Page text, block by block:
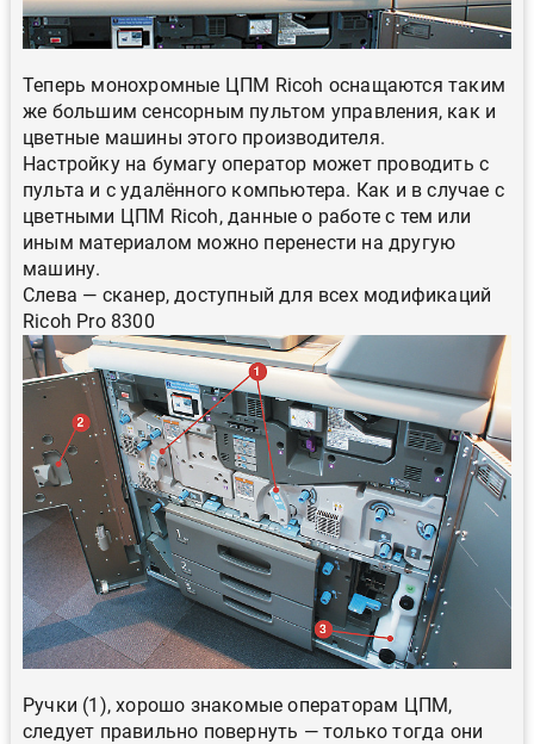
Теперь монохромные ЦПМ Ricoh оснащаются таким
же большим сенсорным пультом управления, как и
цветные машины этого производителя.
Настройку на бумагу оператор может проводить с
пульта и с удалённого компьютера. Как и в случае с
цветными ЦПМ Ricoh, данные о работе с тем или
иным материалом можно перенести на другую
машину.
Слева — сканер, доступный для всех модификаций
Ricoh Pro 8300
Ручки (1), хорошо знакомые операторам ЦПМ,
следует правильно повернуть — только тогда они